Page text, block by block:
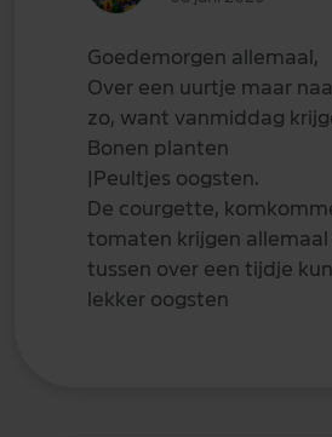
Goedemorgen allemaal,
Over een uurtje maar
zo, want vanmiddag
Bonen planten
|Peultjes oogsten.
De courgette,
tomaten krijgen
tussen over een tijdje
lekker oogsten